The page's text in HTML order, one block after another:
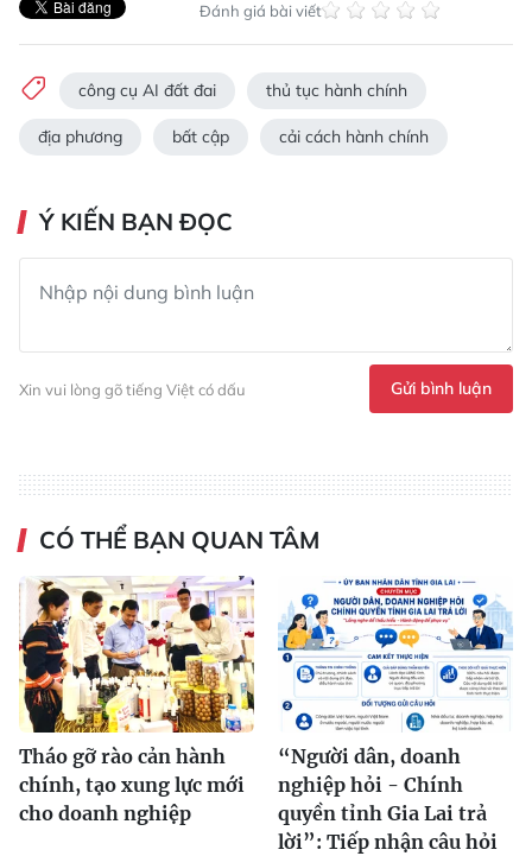
Đánh giá bài viết
công cụ AI đất đai thủ tục hành chính
địa phương bất cập cải cách hành chính
Ý KIẾN BẠN ĐỌC
Xin vui lòng gõ tiếng Việt có dấu Gửi bình luận
CÓ THỂ BẠN QUAN TÂM
Tháo gỡ rào cản hành
chính, tạo xung lực mới
cho doanh nghiệp
“Người dân, doanh
nghiệp hỏi - Chính
quyền tỉnh Gia Lai trả
lời”: Tiếp nhận câu hỏi